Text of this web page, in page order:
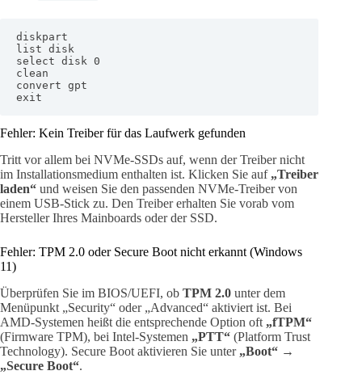
diskpart
list disk
select disk 0
clean
convert gpt
exit
Fehler: Kein Treiber für das Laufwerk gefunden
Tritt vor allem bei NVMe-SSDs auf, wenn der Treiber nicht
im Installationsmedium enthalten ist. Klicken Sie auf „Treiber
laden“ und weisen Sie den passenden NVMe-Treiber von
einem USB-Stick zu. Den Treiber erhalten Sie vorab vom
Hersteller Ihres Mainboards oder der SSD.
Fehler: TPM 2.0 oder Secure Boot nicht erkannt (Windows
11)
Überprüfen Sie im BIOS/UEFI, ob TPM 2.0 unter dem
Menüpunkt „Security“ oder „Advanced“ aktiviert ist. Bei
AMD-Systemen heißt die entsprechende Option oft „fTPM“
(Firmware TPM), bei Intel-Systemen „PTT“ (Platform Trust
Technology). Secure Boot aktivieren Sie unter „Boot“ →
„Secure Boot“.